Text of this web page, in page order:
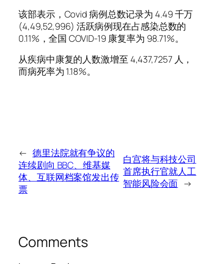
该部表示，Covid 病例总数记录为 4.49 千万
(4,49,52,996) 活跃病例现在占感染总数的
0.11%，全国 COVID-19 康复率为 98.71%。
从疾病中康复的人数激增至 4,437,7257 人，
而病死率为 1.18%。
← 德里法院就有争议的
连续剧向 BBC、维基媒
体、互联网档案馆发出传
票
白宫将与科技公司
首席执行官就人工
智能风险会面 →
Comments